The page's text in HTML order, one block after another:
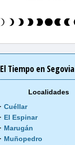
El Tiempo en Segovia
Localidades
Cuéllar
El Espinar
Marugán
Muñopedro